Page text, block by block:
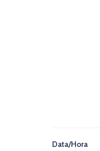
Data/Hora